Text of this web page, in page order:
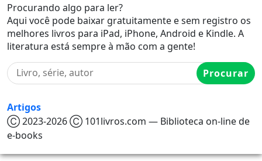
Procurando algo para ler?
Aqui você pode baixar gratuitamente e sem registro os
melhores livros para iPad, iPhone, Android e Kindle. A
literatura está sempre à mão com a gente!
Procurar
Artigos
Ⓒ 2023-2026 Ⓒ 101livros.com — Biblioteca on-line de
e-books